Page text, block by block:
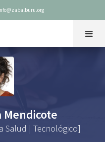
Mendicote
Salud | Tecnológico]